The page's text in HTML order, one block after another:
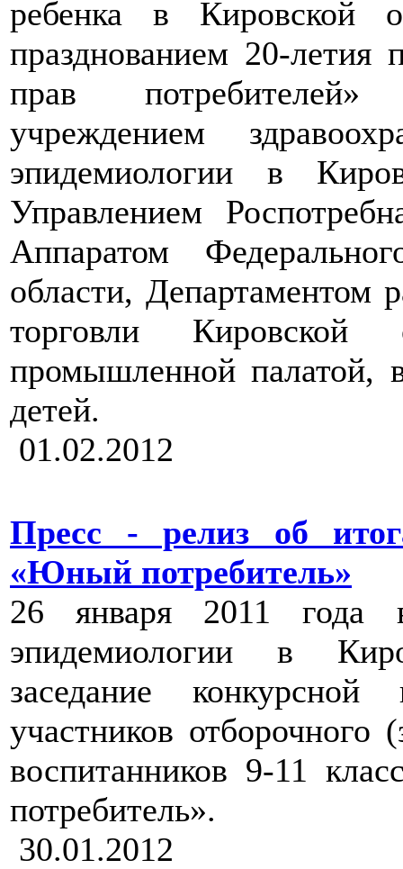
ребенка в Кировской
празднованием 20-
прав
учреждением
эпидемиологии в
Управлением
Аппаратом
области, Департаментом
торговли Кировской
промышленной палатой,
детей.
01.02.2012
Пресс - релиз об
«Юный потребитель»
26 января 2011
эпидемиологии в
заседание
участников отборочного
воспитанников 9-11
потребитель».
30.01.2012